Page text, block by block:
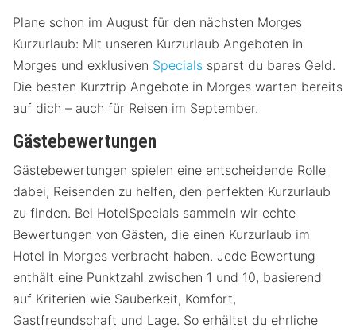
Plane schon im August für den nächsten Morges
Kurzurlaub: Mit unseren Kurzurlaub Angeboten in
Morges und exklusiven Specials sparst du bares Geld.
Die besten Kurztrip Angebote in Morges warten bereits
auf dich – auch für Reisen im September.
Gästebewertungen
Gästebewertungen spielen eine entscheidende Rolle
dabei, Reisenden zu helfen, den perfekten Kurzurlaub
zu finden. Bei HotelSpecials sammeln wir echte
Bewertungen von Gästen, die einen Kurzurlaub im
Hotel in Morges verbracht haben. Jede Bewertung
enthält eine Punktzahl zwischen 1 und 10, basierend
auf Kriterien wie Sauberkeit, Komfort,
Gastfreundschaft und Lage. So erhältst du ehrliche